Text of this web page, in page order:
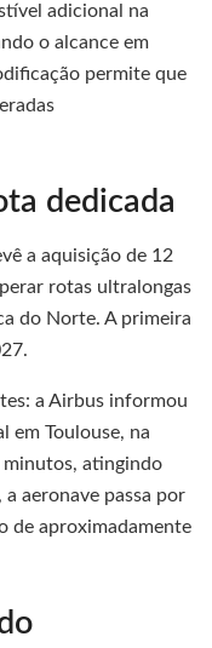
adicional na
o alcance em
permite que
dedicada
a aquisição de 12
rotas ultralongas
do Norte. A primeira
a Airbus informou
em Toulouse, na
minutos, atingindo
aeronave passa por
de aproximadamente